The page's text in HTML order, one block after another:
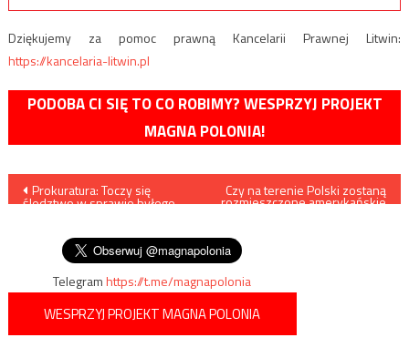
Dziękujemy za pomoc prawną Kancelarii Prawnej Litwin:
https://kancelaria-litwin.pl
PODOBA CI SIĘ TO CO ROBIMY? WESPRZYJ PROJEKT
MAGNA POLONIA!
Nawigacja
Prokuratura: Toczy się
śledztwo w sprawie byłego
Czy na terenie Polski zostaną
rozmieszczone amerykańskie
Telegramhttps://t.me/magnapolonia
WESPRZYJ PROJEKT MAGNA POLONIA